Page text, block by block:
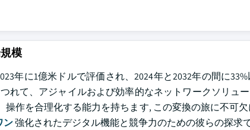
模
年に1億米ドルで評価され、2024年と2032年の間に
れて、アジャイルおよび効率的なネットワークソリュ
操作を合理化する能力を持ちます, この変換の旅に不可
ン強化されたデジタル機能と競争力のための彼らの探求